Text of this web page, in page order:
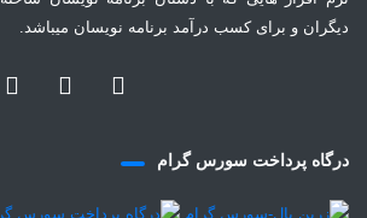
دیگران و برای کسب درآمد برنامه نویسان میباشد.
درگاه پرداخت سورس گرام